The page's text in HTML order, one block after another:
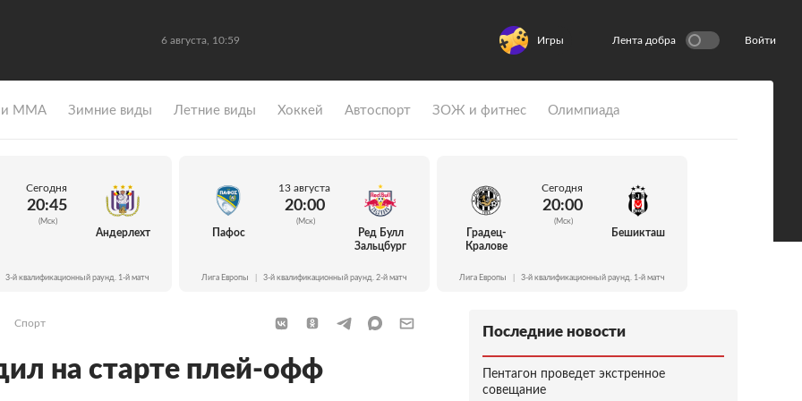
6 августа, 10:59 Игры Лента добра Войти
и ММА Зимние виды Летние виды Хоккей Автоспорт ЗОЖ и фитнес Олимпиада
Сегодня
20:45
(Мск)
Андерлехт
3-й квалификационный раунд. 1-й матч
Пафос
13 августа
20:00
(Мск)
Ред Булл
Зальцбург
Лига Европы 3-й квалификационный раунд. 2-й матч
Градец-
Кралове
Сегодня
20:00
(Мск)
Бешикташ
Лига Европы 3-й квалификационный раунд. 1-й матч
Спорт
на старте плей-офф
Последние новости
Пентагон проведет экстренное
совещание